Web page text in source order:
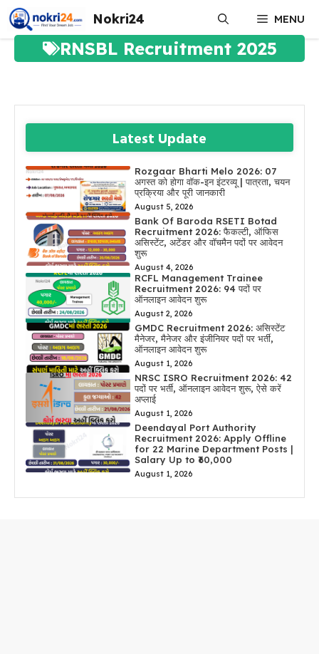
Skip
to
content
Nokri24 MENU
RNSBL Recruitment 2025
Latest Update
Rozgaar Bharti Melo 2026: 07
अगस्त को होगा वॉक-इन इंटरव्यू | पात्रता, चयन
प्रक्रिया और पूरी जानकारी
August 5, 2026
Bank Of Baroda RSETI Botad
Recruitment 2026: फैकल्टी, ऑफिस
असिस्टेंट, अटेंडर और वॉचमैन पदों पर आवेदन
शुरू
August 4, 2026
RCFL Management Trainee
Recruitment 2026: 94 पदों पर
ऑनलाइन आवेदन शुरू
August 2, 2026
GMDC Recruitment 2026: असिस्टेंट
मैनेजर, मैनेजर और इंजीनियर पदों पर भर्ती,
ऑनलाइन आवेदन शुरू
August 1, 2026
NRSC ISRO Recruitment 2026: 42
पदों पर भर्ती, ऑनलाइन आवेदन शुरू, ऐसे करें
अप्लाई
August 1, 2026
Deendayal Port Authority
Recruitment 2026: Apply Offline
for 22 Marine Department Posts |
Salary Up to ₹60,000
August 1, 2026